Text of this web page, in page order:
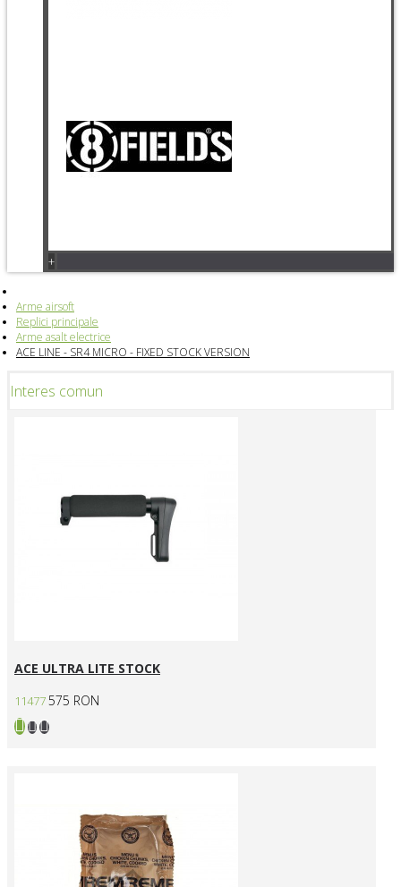
+
Arme airsoft
Replici principale
Arme asalt electrice
ACE LINE - SR4 MICRO - FIXED STOCK VERSION
Interes comun
ACE ULTRA LITE STOCK
11477575 RON